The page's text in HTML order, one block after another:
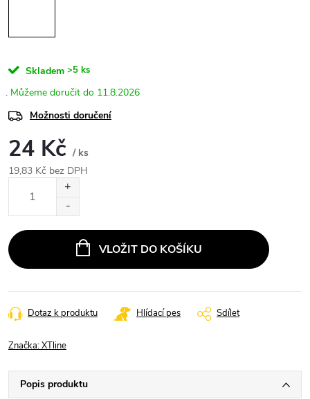
Skladem >5 ks
11.8.2026
Možnosti doručení
24 Kč / ks
19,83 Kč bez DPH
VLOŽIT DO KOŠÍKU
Dotaz k produktu Hlídací pes Sdílet
Značka:XTline
Popis produktu